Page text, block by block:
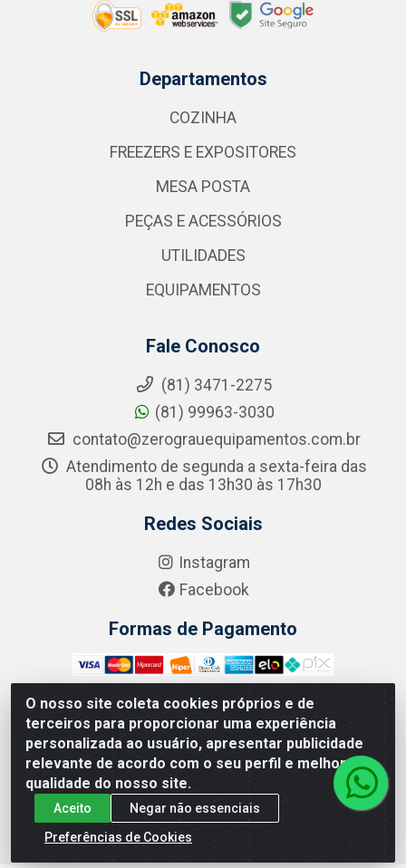
O nosso site coleta cookies próprios e de
terceiros para proporcionar uma experiência
personalizada ao usuário, apresentar publicidade
relevante de acordo com o seu perfil e melhorar a
qualidade do nosso site.
Aceito
Negar não essenciais
Preferências de Cookies
Departamentos
COZINHA
FREEZERS E EXPOSITORES
MESA POSTA
PEÇAS E ACESSÓRIOS
UTILIDADES
EQUIPAMENTOS
Fale Conosco
(81) 3471-2275
(81) 99963-3030
contato@zerograuequipamentos.com.br
Atendimento de segunda a sexta-feira das
08h às 12h e das 13h30 às 17h30
Redes Sociais
Instagram
Facebook
Formas de Pagamento
Zero Grau - Rua Jean Emile Favre, 746 - Ipsep,
Recife/PE - CEP 51.190-450 - CNPJ 09.132.989/0001-61